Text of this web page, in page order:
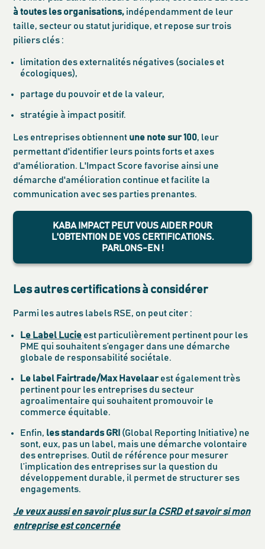
à toutes les organisations, indépendamment de leur
taille, secteur ou statut juridique, et repose sur trois
piliers clés :
limitation des externalités négatives (sociales et
écologiques),
partage du pouvoir et de la valeur,
stratégie à impact positif.
Les entreprises obtiennent une note sur 100, leur
permettant d'identifier leurs points forts et axes
d'amélioration. L'Impact Score favorise ainsi une
démarche d'amélioration continue et facilite la
communication avec ses parties prenantes.
KABA IMPACT PEUT VOUS AIDER POUR
L'OBTENTION DE VOS CERTIFICATIONS.
PARLONS-EN !
Les autres certifications à considérer
Parmi les autres labels RSE, on peut citer :
Le Label Lucie est particulièrement pertinent pour les
PME qui souhaitent s’engager dans une démarche
globale de responsabilité sociétale.
Le label Fairtrade/Max Havelaarest également très
pertinent pour les entreprises du secteur
agroalimentaire qui souhaitent promouvoir le
commerce équitable.
Enfin, les standards GRI (Global Reporting Initiative) ne
sont, eux, pas un label, mais une démarche volontaire
des entreprises. Outil de référence pour mesurer
l’implication des entreprises sur la question du
développement durable, il permet de structurer ses
engagements.
Je veux aussi en savoir plus sur la CSRD et savoir si mon
entreprise est concernée